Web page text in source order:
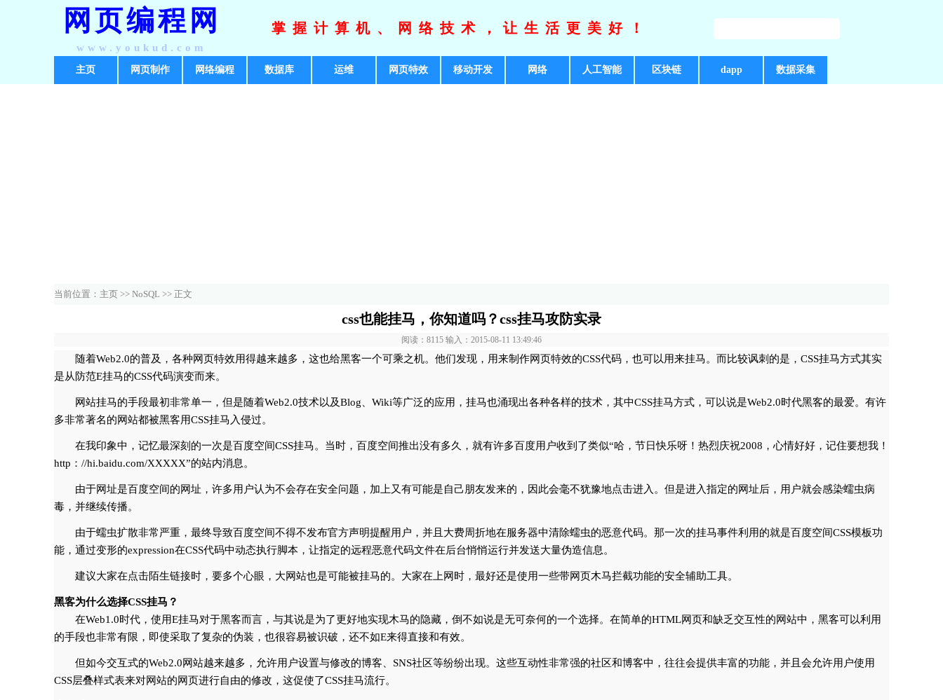
网页编程网
www.youkud.com
掌握计算机、网络技术，让生活更美好！
主页 网页制作 网络编程 数据库 运维 网页特效 移动开发 网络 人工智能 区块链 dapp 数据采集
当前位置： 主页 >> NoSQL >> 正文
css也能挂马，你知道吗？css挂马攻防实录
阅读：8115 输入：2015-08-11 13:49:46
随着Web2.0的普及，各种网页特效用得越来越多，这也给黑客一个可乘之机。他们发现，用来制作网页特效的CSS代码，也可以用来挂马。而比较讽刺的是，CSS挂马方式其实
是从防范E挂马的CSS代码演变而来。
网站挂马的手段最初非常单一，但是随着Web2.0技术以及Blog、Wiki等广泛的应用，挂马也涌现出各种各样的技术，其中CSS挂马方式，可以说是Web2.0时代黑客的最爱。有许
多非常著名的网站都被黑客用CSS挂马入侵过。
在我印象中，记忆最深刻的一次是百度空间CSS挂马。当时，百度空间推出没有多久，就有许多百度用户收到了类似“哈，节日快乐呀！热烈庆祝2008，心情好好，记住要想我！
http：//hi.baidu.com/XXXXX”的站内消息。
由于网址是百度空间的网址，许多用户认为不会存在安全问题，加上又有可能是自己朋友发来的，因此会毫不犹豫地点击进入。但是进入指定的网址后，用户就会感染蠕虫病
毒，并继续传播。
由于蠕虫扩散非常严重，最终导致百度空间不得不发布官方声明提醒用户，并且大费周折地在服务器中清除蠕虫的恶意代码。那一次的挂马事件利用的就是百度空间CSS模板功
能，通过变形的expression在CSS代码中动态执行脚本，让指定的远程恶意代码文件在后台悄悄运行并发送大量伪造信息。
建议大家在点击陌生链接时，要多个心眼，大网站也是可能被挂马的。大家在上网时，最好还是使用一些带网页木马拦截功能的安全辅助工具。
黑客为什么选择CSS挂马？
在Web1.0时代，使用E挂马对于黑客而言，与其说是为了更好地实现木马的隐藏，倒不如说是无可奈何的一个选择。在简单的HTML网页和缺乏交互性的网站中，黑客可以利用
的手段也非常有限，即使采取了复杂的伪装，也很容易被识破，还不如E来得直接和有效。
但如今交互式的Web2.0网站越来越多，允许用户设置与修改的博客、SNS社区等纷纷出现。这些互动性非常强的社区和博客中，往往会提供丰富的功能，并且会允许用户使用
CSS层叠样式表来对网站的网页进行自由的修改，这促使了CSS挂马流行。